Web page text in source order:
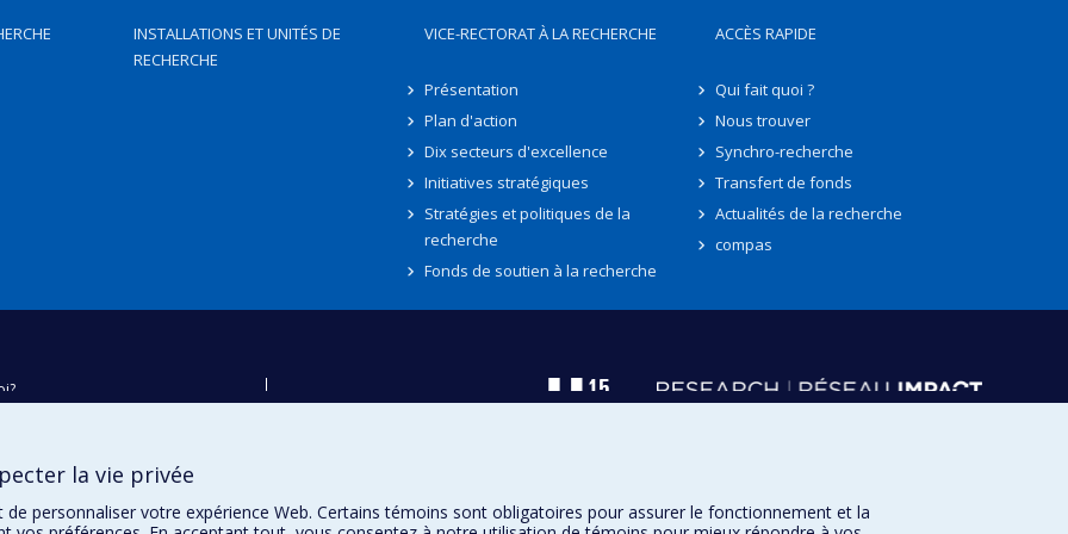
INSTALLATIONS ET UNITÉS DE
RECHERCHE
VICE-RECTORAT À LA RECHERCHE
Présentation
Plan d'action
Dix secteurs d'excellence
Initiatives stratégiques
Stratégies et politiques de la
recherche
Fonds de soutien à la recherche
ACCÈS RAPIDE
Qui fait quoi ?
Nous trouver
Synchro-recherche
Transfert de fonds
Actualités de la recherche
compas
la vie privée
de personnaliser votre expérience Web. Certains témoins sont obligatoires pour assurer le fonctionnement et la